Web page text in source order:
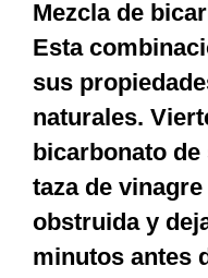
Mezcla de
Esta
sus
naturales.
bicarbonato
taza de
obstruida y
minutos antes